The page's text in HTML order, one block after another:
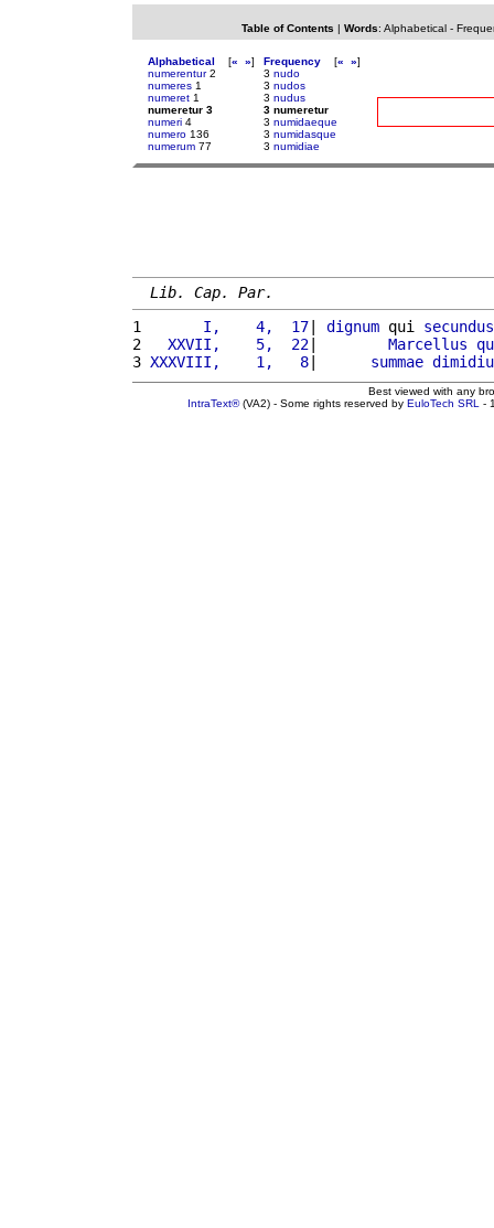
Table of Contents | Words: Alphabetical-
Alphabetical [« »]
numerentur2
numeres 1
numeret 1
numeretur 3
numeri 4
numero 136
numerum 77
Frequency [« »]
3 nudo
3 nudos
3 nudus
3 numeretur
3 numidaeque
3 numidasque
3 numidiae
Lib. Cap. Par.
1
      I,    4,  17
| dignum qui secundus
2
  XXVII,    5,  22
| Marcellus
3 XXXVIII,    1,   8| summae
Best viewed with any
IntraText®(VA2) - Some rights reserved by EuloTech SRL -